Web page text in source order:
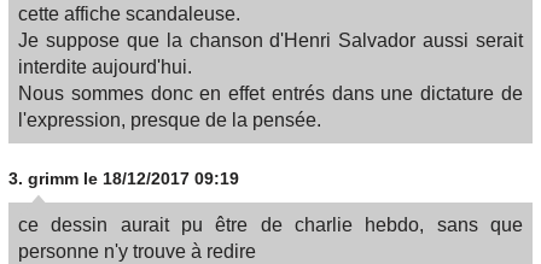
cette affiche scandaleuse.
Je suppose que la chanson d'Henri Salvador aussi serait
interdite aujourd'hui.
Nous sommes donc en effet entrés dans une dictature de
l'expression, presque de la pensée.
3. grimm le 18/12/2017 09:19
ce dessin aurait pu être de charlie hebdo, sans que
personne n'y trouve à redire